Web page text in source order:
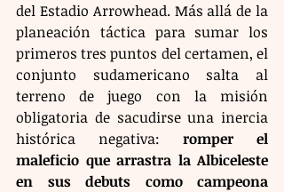
del Estadio Arrowhead. Más allá de la
planeación táctica para sumar los
primeros tres puntos del certamen, el
conjunto sudamericano salta al
terreno de juego con la misión
obligatoria de sacudirse una inercia
histórica negativa: romper el
maleficio que arrastra la Albiceleste
en sus debuts como campeona